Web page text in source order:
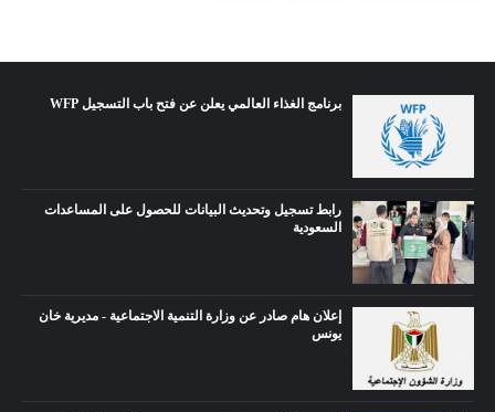
برنامج الغذاء العالمي يعلن عن فتح باب التسجيل WFP
رابط تسجيل وتحديث البيانات للحصول على المساعدات
السعودية
إعلان هام صادر عن وزارة التنمية الاجتماعية - مديرية خان
يونس